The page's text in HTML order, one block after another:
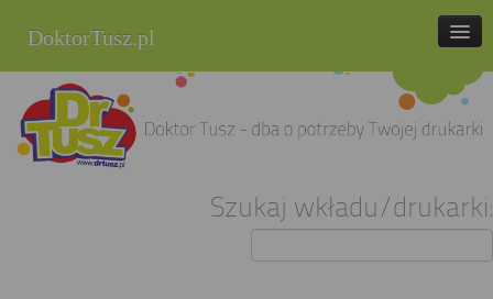
DoktorTusz.pl
tel. 857 337 337
Strona główna
Szukaj wkładu/drukarki: